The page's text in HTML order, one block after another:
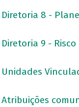
Diretoria 8 -
Diretoria 9 -
Unidades
Atribuições